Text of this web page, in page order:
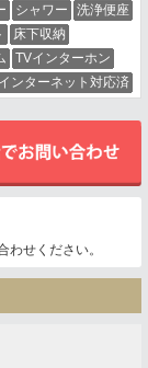
シャワー
洗浄便座
床下収納
TVインターホン
インターネット対応済
せ
わせください。